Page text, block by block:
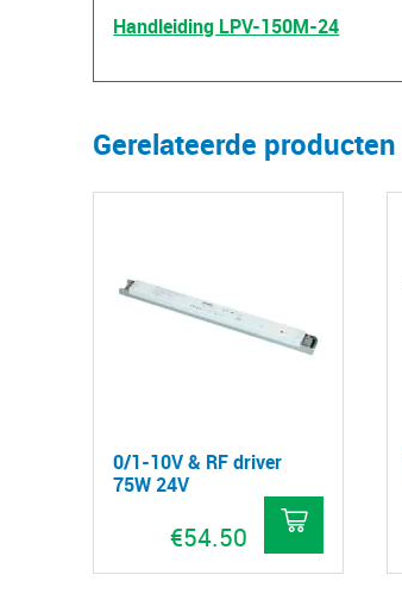
Handleiding LPV-150M-24
Gerelateerde producten
0/1-10V & RF driver
75W 24V
€54.50